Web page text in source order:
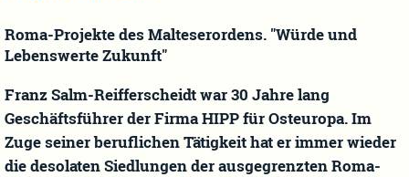
Roma-Projekte des Malteserordens. "Würde und
Lebenswerte Zukunft"
Franz Salm-Reifferscheidt war 30 Jahre lang
Geschäftsführer der Firma HIPP für Osteuropa. Im
Zuge seiner beruflichen Tätigkeit hat er immer wieder
die desolaten Siedlungen der ausgegrenzten Roma-